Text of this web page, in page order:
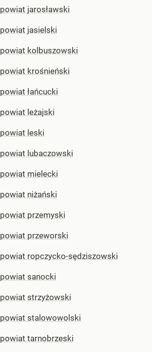
powiat jarosławski
powiat jasielski
powiat kolbuszowski
powiat krośnieński
powiat łańcucki
powiat leżajski
powiat leski
powiat lubaczowski
powiat mielecki
powiat niżański
powiat przemyski
powiat przeworski
powiat ropczycko-sędziszowski
powiat sanocki
powiat strzyżowski
powiat stalowowolski
powiat tarnobrzeski